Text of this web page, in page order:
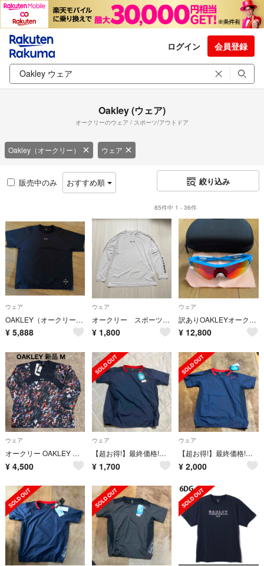
ログイン 会員登録
Oakley (ウェア)
オークリーのウェア / スポーツ/アウトドア
Oakley（オークリー） ウェア
販売中のみ おすすめ順 絞り込み
85件中 1 - 36件
ウェア
OAKLEY（オークリー）半袖プルオーバー
¥ 5,888
ウェア
オークリー スポーツTシャツ長袖 アンダーシャツ 白 Lサイズ 美品
¥ 1,800
ウェア
訳ありOAKLEYオークリーRadarLockレーダーロックOO9206 中古
¥ 12,800
ウェア
オークリー OAKLEY 野球ウェア メッシュ ロングスリーブ プルオーバー M
¥ 4,500
ウェア
【超お得!】最終価格!オークリージュニア用野球ウェア
¥ 1,700
ウェア
【超お得!】最終価格!オークリージュニア用野球ウェア
¥ 2,000